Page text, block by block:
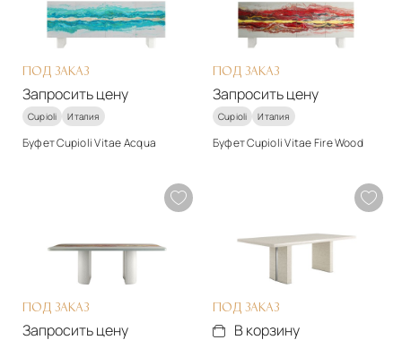
Подробнее
Запросить цену
Подробнее
Запросить цену
ПОД ЗАКАЗ
Запросить цену
Cupioli Италия
Буфет Cupioli Vitae Acqua
Подробнее
Запросить цену
ПОД ЗАКАЗ
Запросить цену
Cupioli Италия
Буфет Cupioli Vitae Fire Wood
Подробнее
Запросить цену
ПОД ЗАКАЗ
Запросить цену
ПОД ЗАКАЗ
В корзину